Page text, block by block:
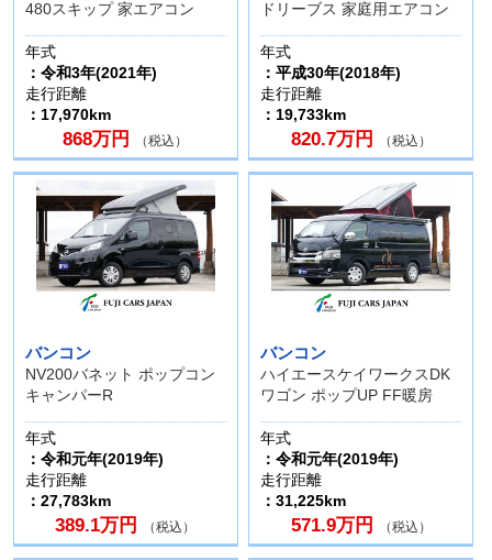
480スキップ 家エアコン
年式
：令和3年(2021年)
走行距離
：17,970km
868万円 （税込）
ドリーブス 家庭用エアコン
年式
：平成30年(2018年)
走行距離
：19,733km
820.7万円 （税込）
バンコン
NV200バネット ポップコン
キャンパーR
年式
：令和元年(2019年)
走行距離
：27,783km
389.1万円 （税込）
バンコン
ハイエースケイワークスDK
ワゴン ポップUP FF暖房
年式
：令和元年(2019年)
走行距離
：31,225km
571.9万円 （税込）